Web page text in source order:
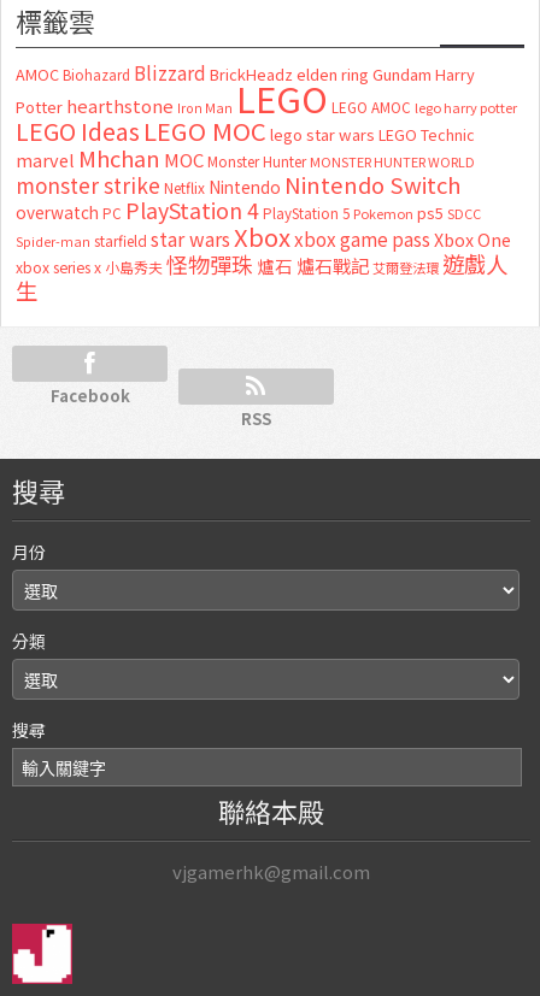
標籤雲
AMOC Biohazard Blizzard BrickHeadz elden ring Gundam Harry
Potter hearthstone Iron Man LEGO LEGO AMOC lego harry potter
LEGO Ideas LEGO MOC lego star wars LEGO Technic
marvel Mhchan MOC Monster Hunter MONSTER HUNTER WORLD
monster strike Netflix Nintendo Nintendo Switch
overwatch PC PlayStation 4 PlayStation 5 Pokemon ps5 SDCC
Spider-man starfield star warsXboxxbox game passXbox One
xbox series x 小島秀夫怪物彈珠 爐石 爐石戰記艾爾登法環 遊戲人
生
Facebook
RSS
搜尋
月份
分類
搜尋
聯絡本殿
vjgamerhk@gmail.com